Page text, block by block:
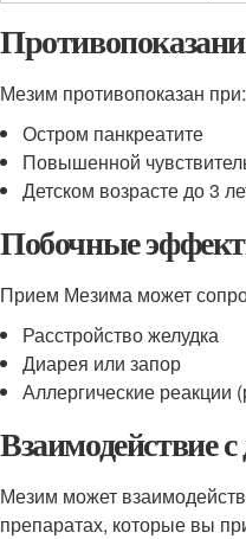
Мезим противопоказан при:
Остром панкреатите
Повышенной
Детском возрасте до 3
Побочные
Прием Мезима может
Расстройство желудка
Диарея или запор
Аллергические реакции
Взаимодействие
Мезим может
препаратах, которые вы